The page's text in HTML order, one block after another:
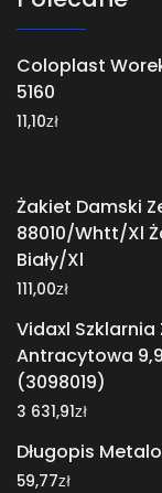
Coloplast
5160
11,10zł
Żakiet Damski
88010/Whtt/Xl
Biały/Xl
111,00zł
Vidaxl
Antracytowa
(3098019)
3 631,91zł
Długopis
59,77zł